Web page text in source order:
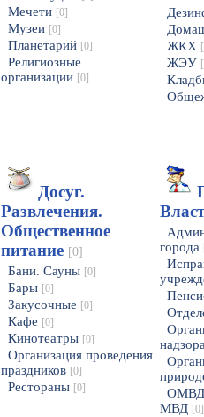
Мечети [0]
Музеи [0]
Планетарий [0]
Религиозные
организации [0]
ЖКХ
ЖЭУ
Досуг.
Развлечения.
Общественное
питание [0]
Бани. Сауны [0]
Бары [0]
Закусочные [0]
Кафе [0]
Кинотеатры [0]
Организация проведения
праздников [0]
Рестораны [0]
города
МВД [0]